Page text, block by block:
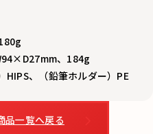
、184g
HIPS、（鉛筆ホルダー）PE
品一覧へ戻る